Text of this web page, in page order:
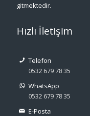
gitmektedir.
Hızlı İletişim
Telefon
0532 679 78 35
WhatsApp
0532 679 78 35
E-Posta